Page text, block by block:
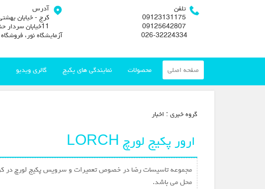
تلفن
09123131175
09125642807
آدرس
کرج - خیابان
11خیابان
آزمایشگاه نور،
صفحه اصلی محصولات نمایندگی های پکیج گالری ویدیو
گروه خبري : اخبار
ارور پکیج لورچ LORCH
مجموعه تاسیسات رضا در خصوص تعمیرات و سرویس پکیج لورچ در
محل می باشد.